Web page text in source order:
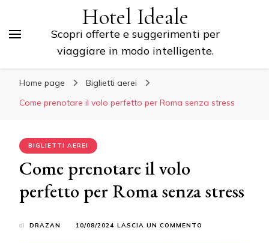
Hotel Ideale
Scopri offerte e suggerimenti per
viaggiare in modo intelligente.
Home page
Biglietti aerei
Come prenotare il volo perfetto per Roma senza stress
BIGLIETTI AEREI
Come prenotare il volo
perfetto per Roma senza stress
di DRAZAN 10/08/2024 LASCIA UN COMMENTO